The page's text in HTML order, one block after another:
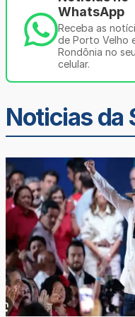
WhatsApp
Receba as
de Porto Velho
Rondônia no seu
celular.
Noticias da